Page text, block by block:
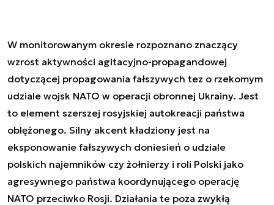
W monitorowanym okresie rozpoznano znaczący
wzrost aktywności agitacyjno-propagandowej
dotyczącej propagowania fałszywych tez o rzekomym
udziale wojsk NATO w operacji obronnej Ukrainy. Jest
to element szerszej rosyjskiej autokreacji państwa
oblężonego. Silny akcent kładziony jest na
eksponowanie fałszywych doniesień o udziale
polskich najemników czy żołnierzy i roli Polski jako
agresywnego państwa koordynującego operację
NATO przeciwko Rosji. Działania te poza zwykłą